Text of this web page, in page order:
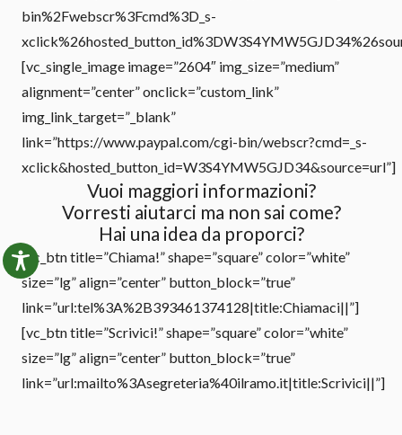
bin%2Fwebscr%3Fcmd%3D_s-
[vc_single_image image=”2604″ img_size=”medium”
alignment=”center” onclick=”custom_link”
img_link_target=”_blank”
link=”https://www.paypal.com/cgi-bin/webscr?cmd=_s-
xclick&hosted_button_id=W3S4YMW5GJD34&source=url”]
Vuoi maggiori informazioni?
Vorresti aiutarci ma non sai come?
Hai una idea da proporci?
[vc_btn title=”Chiama!” shape=”square” color=”white”
size=”lg” align=”center” button_block=”true”
link=”url:tel%3A%2B393461374128|title:Chiamaci||”]
[vc_btn title=”Scrivici!” shape=”square” color=”white”
size=”lg” align=”center” button_block=”true”
link=”url:mailto%3Asegreteria%40ilramo.it|title:Scrivici||”]